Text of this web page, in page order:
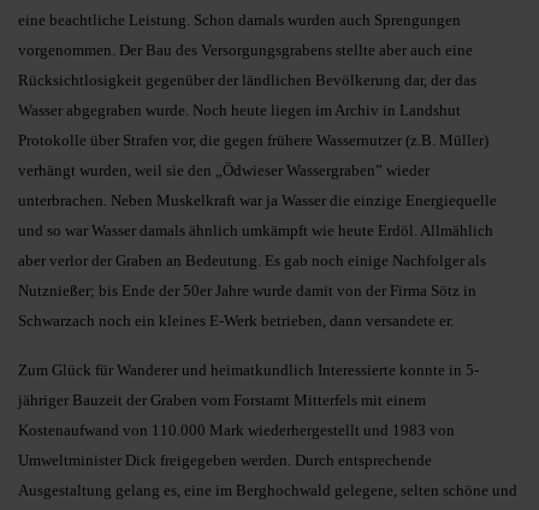
eine beachtliche Leistung. Schon damals wurden auch Sprengungen
vorgenommen. Der Bau des Versorgungsgrabens stellte aber auch eine
Rücksichtlosigkeit gegenüber der ländlichen Bevölkerung dar, der das
Wasser abgegraben wurde. Noch heute liegen im Archiv in Landshut
Protokolle über Strafen vor, die gegen frühere Wassernutzer (z.B. Müller)
verhängt wurden, weil sie den „Ödwieser Wassergraben” wieder
unterbrachen. Neben Muskelkraft war ja Wasser die einzige Energiequelle
und so war Wasser damals ähnlich umkämpft wie heute Erdöl. Allmählich
aber verlor der Graben an Bedeutung. Es gab noch einige Nachfolger als
Nutznießer; bis Ende der 50er Jahre wurde damit von der Firma Sötz in
Schwarzach noch ein kleines E-Werk betrieben, dann versandete er.
Zum Glück für Wanderer und heimatkundlich Interessierte konnte in 5-
jähriger Bauzeit der Graben vom Forstamt Mitterfels mit einem
Kostenaufwand von 110.000 Mark wiederhergestellt und 1983 von
Umweltminister Dick freigegeben werden. Durch entsprechende
Ausgestaltung gelang es, eine im Berghochwald gelegene, selten schöne und